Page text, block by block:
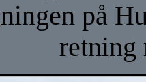
på
retning